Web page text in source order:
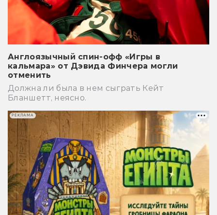
Англоязычный спин-офф «Игры в
кальмара» от Дэвида Финчера могли
отменить
Должна ли была в нем сыграть Кейт
Бланшетт, неясно.
РЕКЛАМА